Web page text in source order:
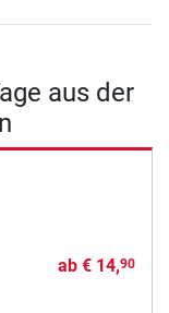
aus der
ab € 14,90